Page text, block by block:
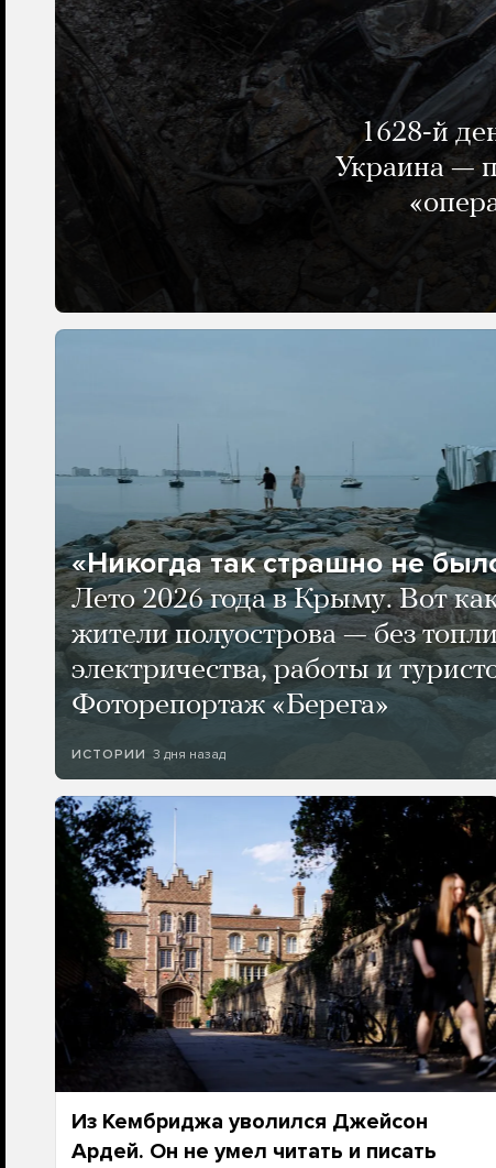
1628-й
Украина —
«Никогда так страшно не
Лето 2026 года в Крыму. Вот
жители полуострова — без
электричества, работы и
Фоторепортаж «Берега»
ИСТОРИИ 3 дня назад
Из Кембриджа уволился Джейсон
Ардей. Он не умел читать и писать